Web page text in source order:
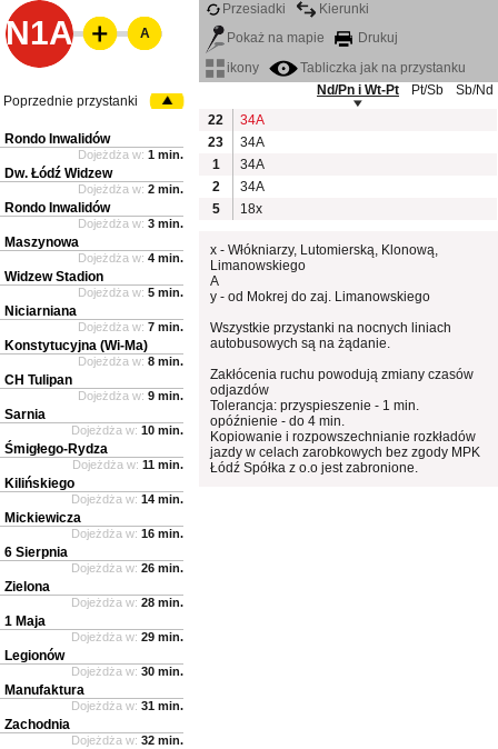
N1A
Przesiadki
Kierunki
Pokaż na mapie
Drukuj
ikony
Tabliczka jak na przystanku
Nd/Pn i Wt-Pt
Pt/Sb
Sb/Nd
22
34A
23
34A
1
34A
2
34A
5
18x
x - Włókniarzy, Lutomierską, Klonową,
Limanowskiego
A
y - od Mokrej do zaj. Limanowskiego
Wszystkie przystanki na nocnych liniach
autobusowych są na żądanie.
Zakłócenia ruchu powodują zmiany czasów
odjazdów
Tolerancja: przyspieszenie - 1 min.
opóźnienie - do 4 min.
Kopiowanie i rozpowszechnianie rozkładów
jazdy w celach zarobkowych bez zgody MPK
Łódź Spółka z o.o jest zabronione.
A
Poprzednie przystanki
Rondo Inwalidów
Dojeżdża w: 1 min.
Dw. Łódź Widzew
Dojeżdża w: 2 min.
Rondo Inwalidów
Dojeżdża w: 3 min.
Maszynowa
Dojeżdża w: 4 min.
Widzew Stadion
Dojeżdża w: 5 min.
Niciarniana
Dojeżdża w: 7 min.
Konstytucyjna (Wi-Ma)
Dojeżdża w: 8 min.
CH Tulipan
Dojeżdża w: 9 min.
Sarnia
Dojeżdża w: 10 min.
Śmigłego-Rydza
Dojeżdża w: 11 min.
Kilińskiego
Dojeżdża w: 14 min.
Mickiewicza
Dojeżdża w: 16 min.
6 Sierpnia
Dojeżdża w: 26 min.
Zielona
Dojeżdża w: 28 min.
1 Maja
Dojeżdża w: 29 min.
Legionów
Dojeżdża w: 30 min.
Manufaktura
Dojeżdża w: 31 min.
Zachodnia
Dojeżdża w: 32 min.